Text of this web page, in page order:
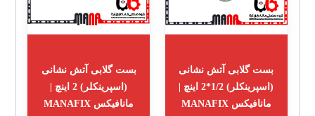
بست گلابی آتش نشانی
(اسپرینکلر) 1/2*2 اینچ |
مانافیکس MANAFIX
بست گلابی آتش نشانی
(اسپرینکلر) 2 اینچ |
مانافیکس MANAFIX